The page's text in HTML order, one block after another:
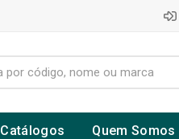
Catálogos Quem Somos